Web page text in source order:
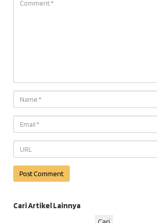
Cari Artikel Lainnya